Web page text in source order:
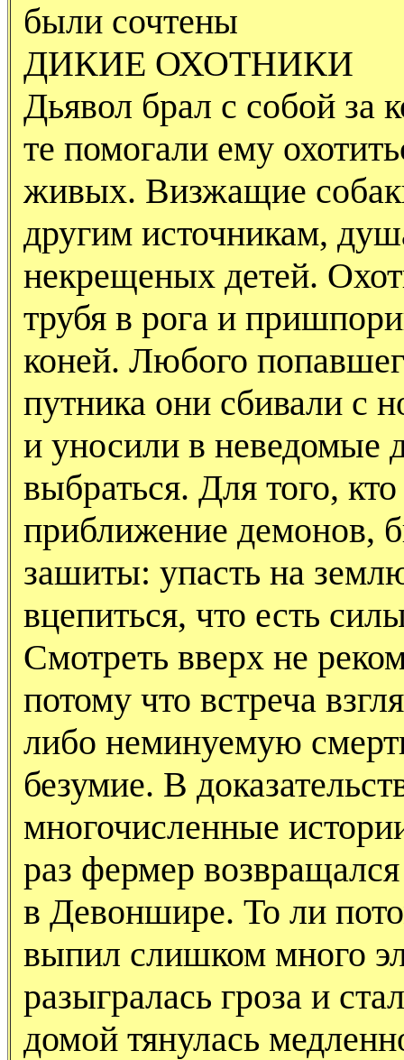
были сочтены
ДИКИЕ ОХОТНИКИ
Дьявол брал с собой
те помогали ему
живых. Визжащие
другим источникам,
некрещеных детей.
трубя в рога и
коней. Любого
путника они сбивали с
и уносили в неведомые
выбраться. Для того,
приближение демонов,
зашиты: упасть на
вцепиться, что есть
Смотреть вверх не
потому что встреча
либо неминуемую
безумие. В
многочисленные
раз фермер
в Девоншире. То ли
выпил слишком много
разыгралась гроза и
домой тянулась